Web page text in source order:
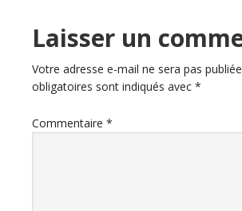
Laisser un
Votre adresse e-mail ne sera pas
obligatoires sont indiqués avec *
Commentaire *